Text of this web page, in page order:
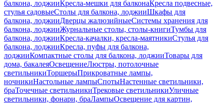
балкона, лоджииКресла-мешки для балконаКресла подвесные,
стулья садовыеСтолы для балкона, лоджииШкафы для
балкона, лоджииДверцы жалюзийныеСистемы хранения для
балкона, лоджииЖурнальные столы, столы-книгиТумбы для
балкона, лоджииКресла-качалки, кресла-маятникиСтулья для
балкона, лоджииКресла, пуфы для балкона,
лоджииКомпактные столы для балкона, лоджииТовары для
дома, бакалеяОсвещениеЛюстры, потолочные
светильникиТоршерыПрикроватные лампы,
ночникиНастольные лампыСпотыНастенные светильники,
браТочечные светильникиТрековые светильникиУличные
светильники, фонари, браЛампыОсвещение для картин,